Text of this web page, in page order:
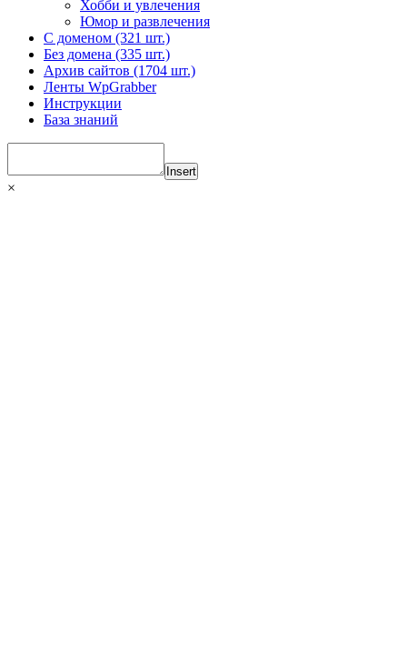
Хобби и увлечения
Юмор и развлечения
С доменом (321 шт.)
Без домена (335 шт.)
Архив сайтов (1704 шт.)
Ленты WpGrabber
Инструкции
База знаний
Insert
×